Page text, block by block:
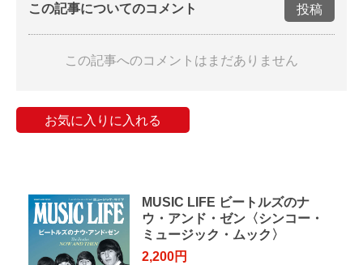
この記事についてのコメント 投稿
この記事へのコメントはまだありません
お気に入りに入れる
MUSIC LIFE ビートルズのナ
ウ・アンド・ゼン〈シンコー・
ミュージック・ムック〉
2,200円